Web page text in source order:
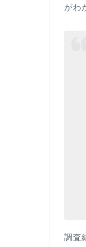
がわ
調査